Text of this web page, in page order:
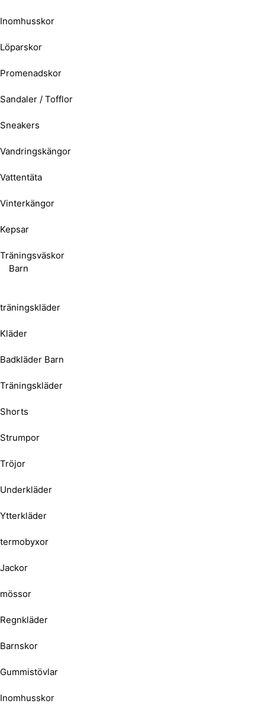
Inomhusskor
Löparskor
Promenadskor
Sandaler / Tofflor
Sneakers
Vandringskängor
Vattentäta
Vinterkängor
Kepsar
Träningsväskor
Barn
träningskläder
Kläder
Badkläder Barn
Träningskläder
Shorts
Strumpor
Tröjor
Underkläder
Ytterkläder
termobyxor
Jackor
mössor
Regnkläder
Barnskor
Gummistövlar
Inomhusskor